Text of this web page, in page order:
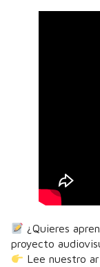
¿Quieres
proyecto
Lee nuestro